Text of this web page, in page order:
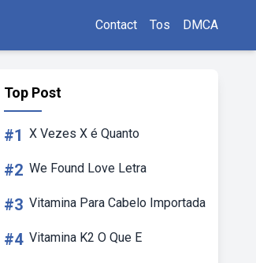
Contact Tos DMCA
Top Post
#1 X Vezes X é Quanto
#2 We Found Love Letra
#3 Vitamina Para Cabelo Importada
#4 Vitamina K2 O Que E